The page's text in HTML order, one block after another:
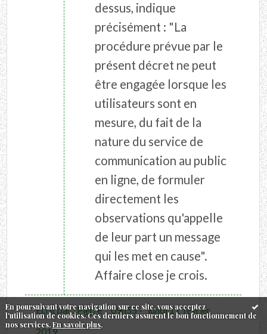
En poursuivant votre navigation sur ce site, vous acceptez
l'utilisation de cookies. Ces derniers assurent le bon fonctionnement de
nos services.En savoir plus.
dessus, indique
précisément : "La
procédure prévue par le
présent décret ne peut
être engagée lorsque les
utilisateurs sont en
mesure, du fait de la
nature du service de
communication au public
en ligne, de formuler
directement les
observations qu'appelle
de leur part un message
qui les met en cause".
Affaire close je crois.
Écrit par :Pierre 09h55- lundi 11 février
2019